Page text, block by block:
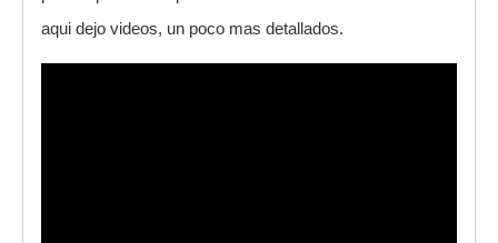
aqui dejo videos, un poco mas detallados.